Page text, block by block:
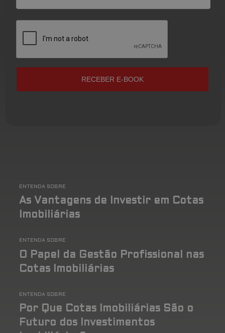
RECEBER E-BOOK
ENTENDA SOBRE
As Vantagens de Investir em Cotas
Imobiliárias
ENTENDA SOBRE
O Papel da Gestão Profissional nas
Cotas Imobiliárias
ENTENDA SOBRE
Por Que Cotas Imobiliárias São o
Futuro dos Investimentos